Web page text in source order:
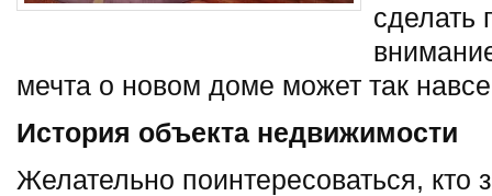
сделать
мечта о новом доме может так
История объекта недвижимости
Желательно поинтересоваться, кто